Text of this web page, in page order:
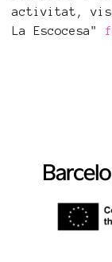
activitat,
La Escocesa"